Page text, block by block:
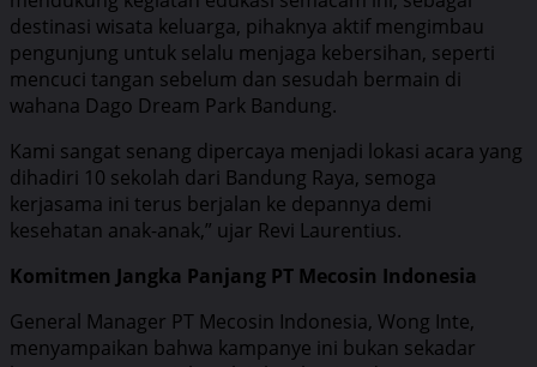
destinasi wisata keluarga, pihaknya aktif mengimbau
pengunjung untuk selalu menjaga kebersihan, seperti
mencuci tangan sebelum dan sesudah bermain di
wahana Dago Dream Park Bandung.
Kami sangat senang dipercaya menjadi lokasi acara yang
dihadiri 10 sekolah dari Bandung Raya, semoga
kerjasama ini terus berjalan ke depannya demi
kesehatan anak-anak,” ujar Revi Laurentius.
Komitmen Jangka Panjang PT Mecosin Indonesia
General Manager PT Mecosin Indonesia, Wong Inte,
menyampaikan bahwa kampanye ini bukan sekadar